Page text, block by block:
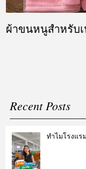
ผ้าขนหนูสำหรับ
Recent Posts
ทำไมโรงแร